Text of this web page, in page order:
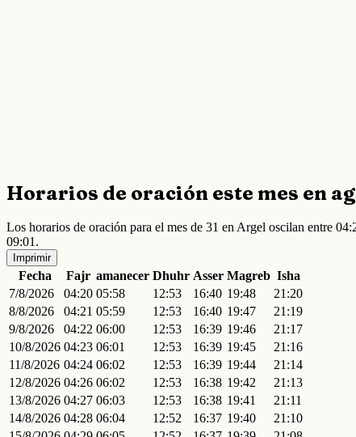
Horarios de oración este mes en
Los horarios de oración para el mes de 31 en Argel oscilan entre
09:01.
Imprimir
Fecha Fajr amanecer Dhuhr Asser Magreb Isha
7/8/2026
04:20 05:58 12:53 16:40 19:48
21:20
8/8/2026
04:21 05:59 12:53 16:40 19:47
21:19
9/8/2026
04:22 06:00 12:53 16:39 19:46
21:17
10/8/2026 04:23 06:01 12:53 16:39 19:45
21:16
11/8/2026 04:24 06:02 12:53 16:39 19:44
21:14
12/8/2026 04:26 06:02 12:53 16:38 19:42
21:13
13/8/2026 04:27 06:03 12:53 16:38 19:41
21:11
14/8/2026 04:28 06:04 12:52 16:37 19:40
21:10